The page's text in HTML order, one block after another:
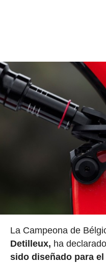
La Campeona de
Detilleux, ha
sido diseñado para